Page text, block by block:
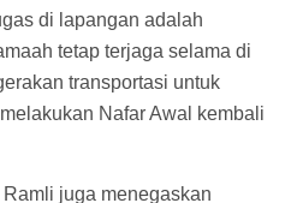
di lapangan adalah
tetap terjaga selama di
transportasi untuk
Nafar Awal kembali
juga menegaskan